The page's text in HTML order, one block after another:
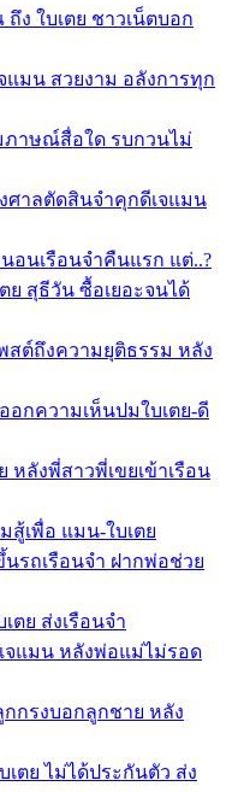
ง ใบเตย ชาวเน็ตบอก
แมน สวยงาม อลังการทุก
ภาษณ์สื่อใด รบกวนไม่
าลตัดสินจำคุกดีเจแมน
อนเรือนจำคืนแรก แต่..?
ย สุธีวัน ซื้อเยอะจนได้
สต์ถึงความยุติธรรม หลัง
อกความเห็นปมใบเตย-ดี
หลังพี่สาวพี่เขยเข้าเรือน
สู้เพื่อ แมน-ใบเตย
นรถเรือนจำ ฝากพ่อช่วย
ตย ส่งเรือนจำ
จแมน หลังพ่อแม่ไม่รอด
กรงบอกลูกชาย หลัง
เตย ไม่ได้ประกันตัว ส่ง